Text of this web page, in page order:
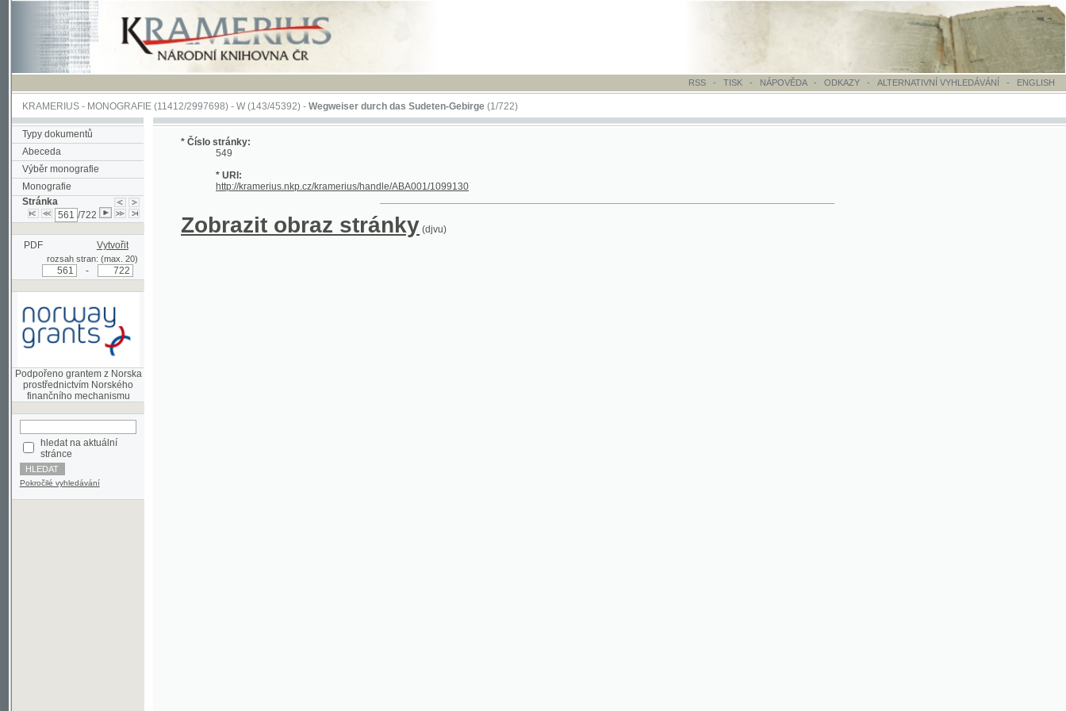
RSS - TISK-NÁPOVĚDA - ODKAZY - ALTERNATIVNÍ VYHLEDÁVÁNÍ- ENGLISH
KRAMERIUS-MONOGRAFIE(11412/2997698) -W (143/45392)-Wegweiser durch das Sudeten-Gebirge(1/722)
Typy dokumentů
Abeceda
Výběr monografie
Monografie
Stránka
/722
PDF Vytvořit
rozsah stran: (max. 20)
Podpořeno grantem z Norska
prostřednictvím Norského
hledat na aktuální
stránce
Pokročilé vyhledávání
* Číslo stránky:
549
* URI:
http://kramerius.nkp.cz/kramerius/handle/ABA001/1099130
Zobrazit obraz stránky